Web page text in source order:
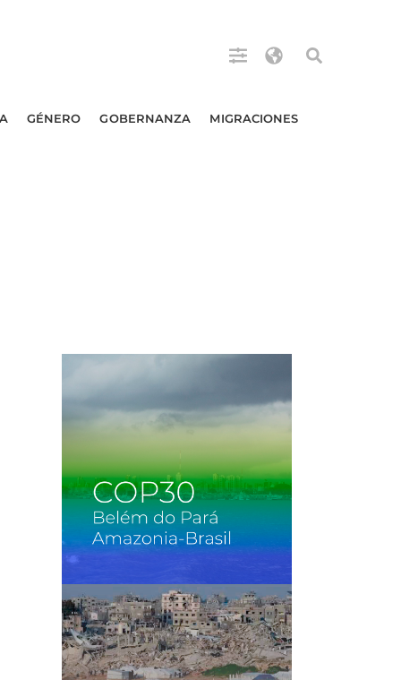
GÉNERO GOBERNANZA MIGRACIONES